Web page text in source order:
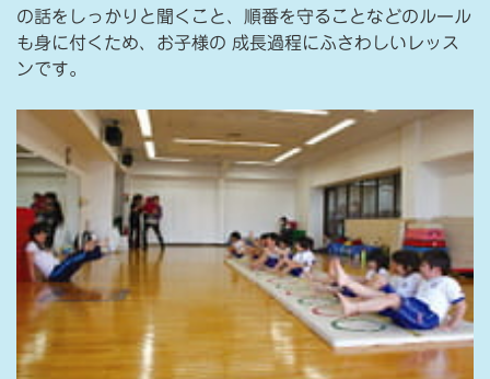
の話をしっかりと聞くこと、順番を守ることなどのルール
も身に付くため、お子様の 成長過程にふさわしいレッス
ンです。